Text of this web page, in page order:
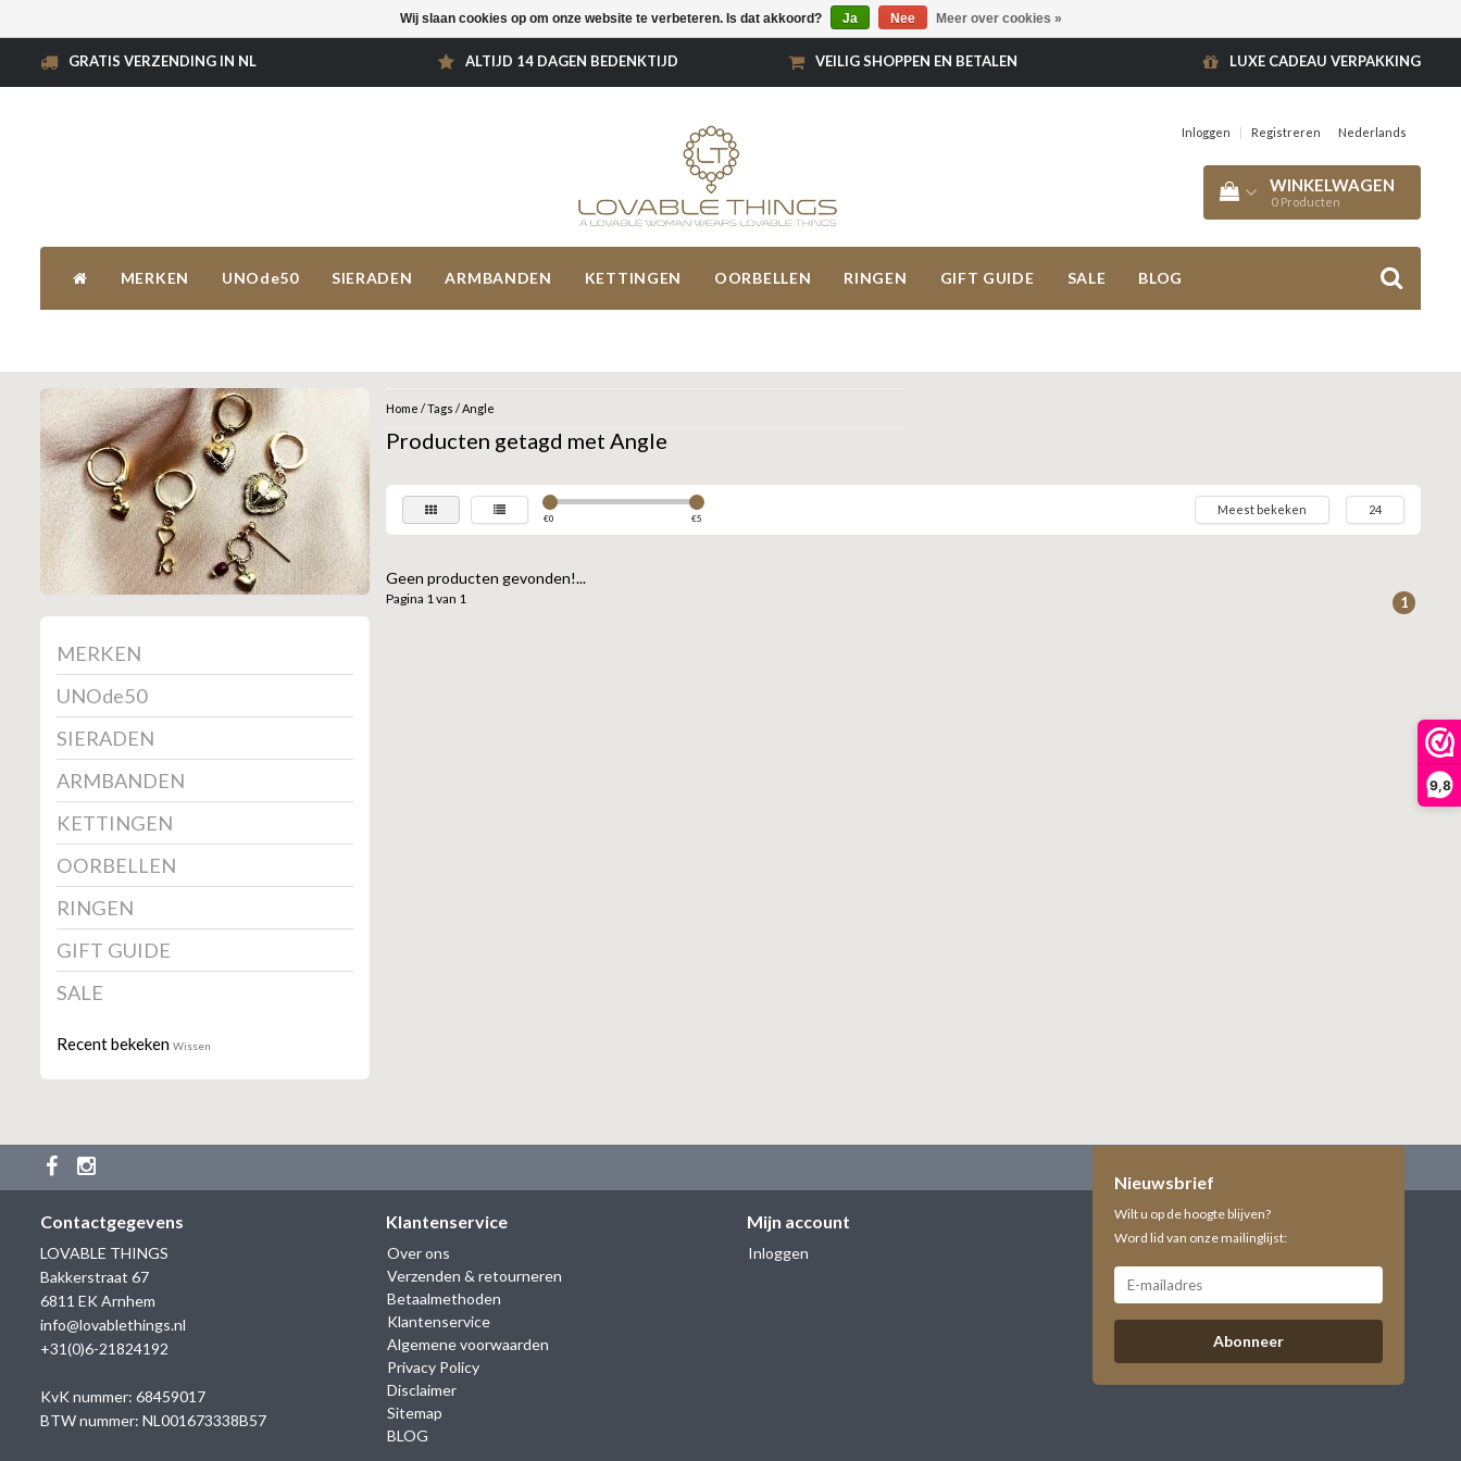
9,8
GRATIS VERZENDING IN NL ALTIJD 14 DAGEN BEDENKTIJD VEILIG SHOPPEN EN BETALEN LUXE CADEAU VERPAKKING
Inloggen | Registreren Nederlands
WINKELWAGEN
0 Producten
MERKEN UNOde50 SIERADEN ARMBANDEN KETTINGEN OORBELLEN RINGEN GIFT GUIDE SALE BLOG
MERKEN
UNOde50
SIERADEN
ARMBANDEN
KETTINGEN
OORBELLEN
RINGEN
GIFT GUIDE
SALE
Recent bekeken Wissen
Home /Tags /Angle
Producten getagd met Angle
€0 €5
Meest bekeken 24
Geen producten gevonden!...
Pagina 1 van 1 1
Contactgegevens
LOVABLE THINGS
Bakkerstraat 67
6811 EK Arnhem
info@lovablethings.nl
+31(0)6-21824192
KvK nummer: 68459017
BTW nummer: NL001673338B57
Klantenservice
Over ons
Verzenden & retourneren
Betaalmethoden
Klantenservice
Algemene voorwaarden
Privacy Policy
Disclaimer
Sitemap
BLOG
Mijn account
Inloggen
Nieuwsbrief
Wilt u op de hoogte blijven?
Word lid van onze mailinglijst:
Abonneer
Wij slaan cookies op om onze website te verbeteren. Is dat akkoord? Ja Nee Meer over cookies »